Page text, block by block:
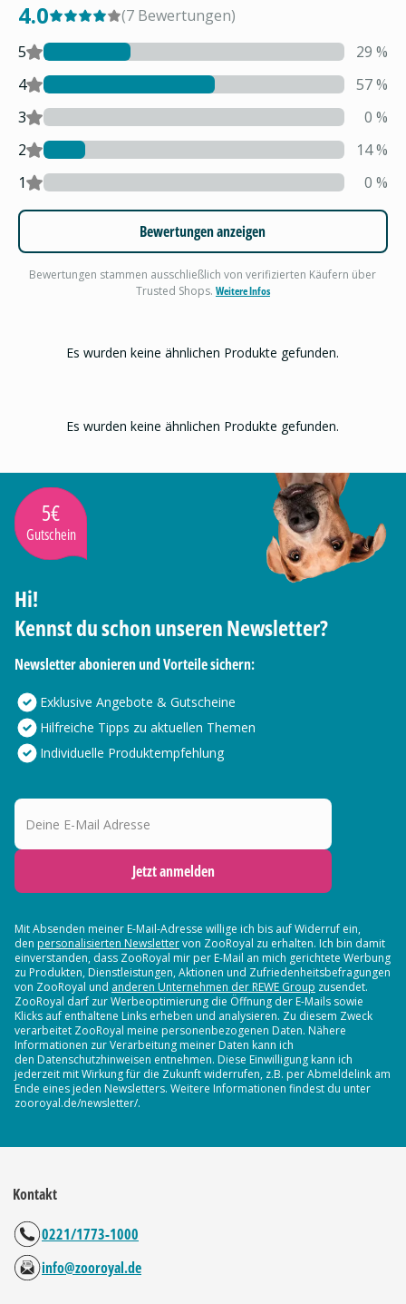
4.0 (7 Bewertungen)
5
29 %
4
57%
3
0 %
2
14%
1
0 %
Bewertungen anzeigen
Bewertungen stammen ausschließlich von verifizierten Käufern über
Trusted Shops. Weitere Infos
Es wurden keine ähnlichen Produkte gefunden.
Es wurden keine ähnlichen Produkte gefunden.
5€
Gutschein
Hi!
Kennst du schon unseren Newsletter?
Newsletter abonieren und Vorteile sichern:
Exklusive Angebote & Gutscheine
Hilfreiche Tipps zu aktuellen Themen
Individuelle Produktempfehlung
Deine E-Mail Adresse
Jetzt anmelden
Mit Absenden meiner E-Mail-Adresse willige ich bis auf Widerruf ein,
den personalisierten Newslettervon ZooRoyal zu erhalten. Ich bin damit
einverstanden, dass ZooRoyal mir per E-Mail an mich gerichtete Werbung
zu Produkten, Dienstleistungen, Aktionen und Zufriedenheitsbefragungen
von ZooRoyal und anderen Unternehmen der REWE Group zusendet.
ZooRoyal darf zur Werbeoptimierung die Öffnung der E-Mails sowie
Klicks auf enthaltene Links erheben und analysieren. Zu diesem Zweck
verarbeitet ZooRoyal meine personenbezogenen Daten. Nähere
Informationen zur Verarbeitung meiner Daten kann ich
den Datenschutzhinweisen entnehmen. Diese Einwilligung kann ich
jederzeit mit Wirkung für die Zukunft widerrufen, z.B. per Abmeldelink am
Ende eines jeden Newsletters. Weitere Informationen findest du unter
zooroyal.de/newsletter/.
Kontakt
0221/1773-1000
info@zooroyal.de